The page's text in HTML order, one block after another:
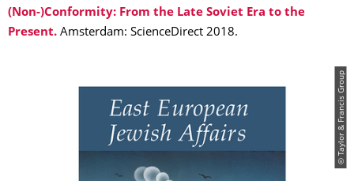
(Non-)Conformity: From the Late Soviet Era to the
Present. Amsterdam: ScienceDirect 2018.
© Taylor & Francis Group